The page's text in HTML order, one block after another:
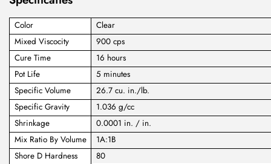
Color
Clear
Mixed Viscocity
900 cps
Cure Time
16 hours
Pot Life
5 minutes
Specific Volume
26.7 cu. in./lb.
Specific Gravity
1.036 g/cc
Shrinkage
0.0001 in. / in.
Mix Ratio By Volume
1A:1B
Shore D Hardness
80